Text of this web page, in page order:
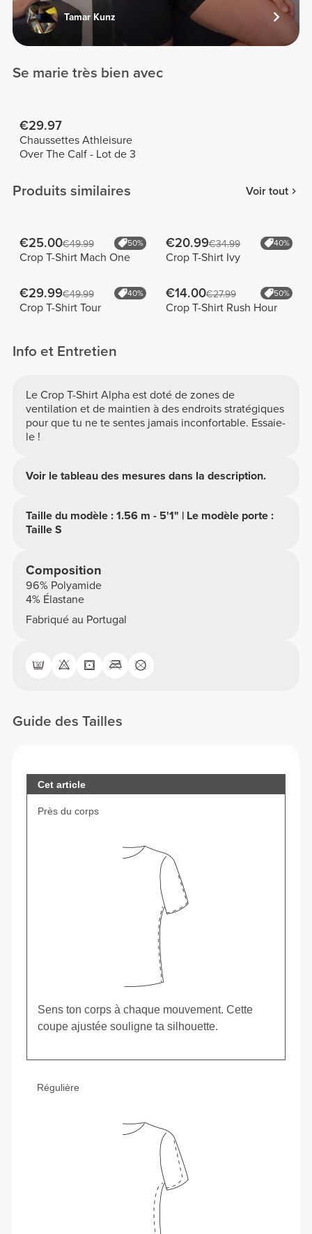
Tamar Kunz
Se marie très bien avec
€29.97
Chaussettes Athleisure
Over The Calf - Lot de 3
Produits similaires Voir tout
€25.00€49.99 50%
Crop T-Shirt Mach One
€20.99€34.99 40%
Crop T-Shirt Ivy
€29.99€49.99 40%
Crop T-Shirt Tour
€14.00€27.99 50%
Crop T-Shirt Rush Hour
Info et Entretien
Le Crop T-Shirt Alpha est doté de zones de
ventilation et de maintien à des endroits stratégiques
pour que tu ne te sentes jamais inconfortable. Essaie-
le !
Voir le tableau des mesures dans la description.
Taille du modèle : 1.56 m - 5'1" | Le modèle porte :
Taille S
Composition
96% Polyamide
4% Élastane
Fabriqué au Portugal
Guide des Tailles
Cet article
Près du corps
Sens ton corps à chaque mouvement. Cette
coupe ajustée souligne ta silhouette.
Régulière